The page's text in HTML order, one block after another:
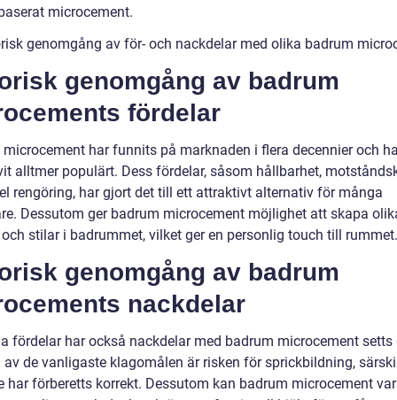
microcement.
genomgång av för- och nackdelar med olika badrum
genomgång av badrum
fördelar
har funnits på marknaden i flera decennier och
alltmer populärt. Dess fördelar, såsom hållbarhet,
rengöring, har gjort det till ett attraktivt alternativ för många
Dessutom ger badrum microcement möjlighet att skapa
stilar i badrummet, vilket ger en personlig touch till rummet.
genomgång av badrum
nackdelar
fördelar har också nackdelar med badrum microcement setts
av de vanligaste klagomålen är risken för sprickbildning,
har förberetts korrekt. Dessutom kan badrum microcement